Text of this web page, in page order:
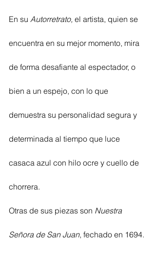
En su Autorretrato, el artista, quien se
encuentra en su mejor momento, mira
de forma desafiante al espectador, o
bien a un espejo, con lo que
demuestra su personalidad segura y
determinada al tiempo que luce
casaca azul con hilo ocre y cuello de
chorrera.
Otras de sus piezas son Nuestra
Señora de San Juan, fechado en 1694.